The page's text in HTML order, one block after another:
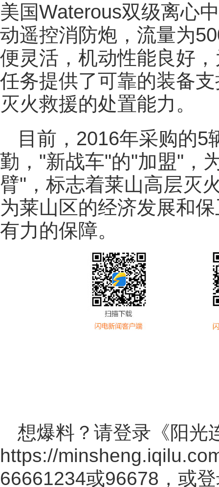
美国Waterous双级离心
动遥控消防炮，流量为
便灵活，机动性能良好
任务提供了可靠的装备
灭火救援的处置能力。
目前，2016年采购的
勤，"新战车"的"加盟"，
臂"，标志着莱山高层灭
为莱山区的经济发展和
有力的保障。
想爆料？请登录《阳光
https://
66661234或96678，或